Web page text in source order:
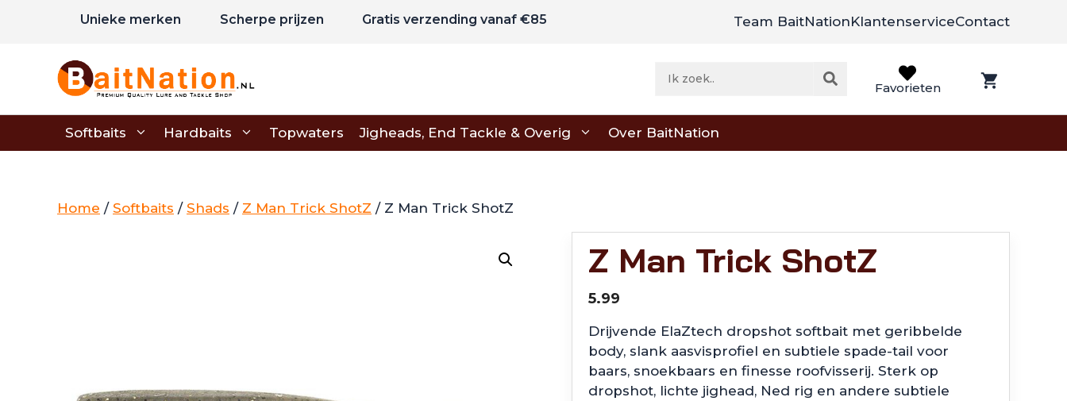
Unieke merken Scherpe prijzen Gratis verzending vanaf €85 Team BaitNationKlantenserviceContact
Favorieten
Softbaits Hardbaits Topwaters Jigheads, End Tackle & Overig Over BaitNation
Home / Softbaits / Shads / Z Man Trick ShotZ / Z Man Trick ShotZ
Z Man Trick ShotZ
5.99
Drijvende ElaZtech dropshot softbait met geribbelde
body, slank aasvisprofiel en subtiele spade-tail voor
baars, snoekbaars en finesse roofvisserij. Sterk op
dropshot, lichte jighead, Ned rig en andere subtiele